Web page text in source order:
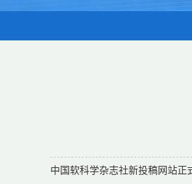
中国软科学杂志社新投稿网站